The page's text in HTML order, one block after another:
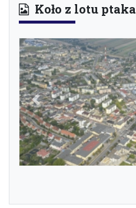
Koło z lotu ptaka
Previous